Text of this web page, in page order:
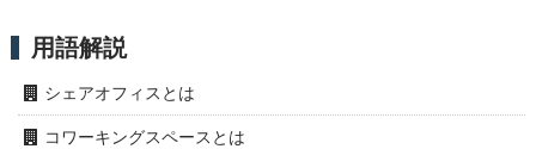
用語解説
シェアオフィスとは
コワーキングスペースとは